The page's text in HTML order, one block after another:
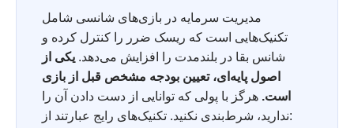
مدیریت سرمایه در بازی‌های شانسی شامل
تکنیک‌هایی است که ریسک ضرر را کنترل کرده و
شانس بقا در بلندمدت را افزایش می‌دهد. یکی از
اصول پایه‌ای، تعیین بودجه مشخص قبل از بازی
است. هرگز با پولی که توانایی از دست دادن آن را
ندارید، شرط‌بندی نکنید. تکنیک‌های رایج عبارتند از: